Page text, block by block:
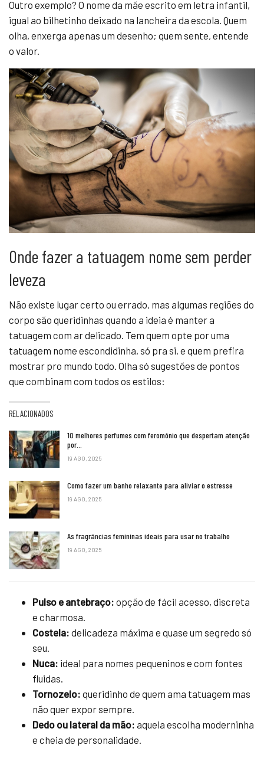
Outro exemplo? O nome da mãe escrito em letra infantil,
igual ao bilhetinho deixado na lancheira da escola. Quem
olha, enxerga apenas um desenho; quem sente, entende
o valor.
Onde fazer a tatuagem nome sem perder
leveza
Não existe lugar certo ou errado, mas algumas regiões do
corpo são queridinhas quando a ideia é manter a
tatuagem com ar delicado. Tem quem opte por uma
tatuagem nome escondidinha, só pra si, e quem prefira
mostrar pro mundo todo. Olha só sugestões de pontos
que combinam com todos os estilos:
RELACIONADOS
10 melhores perfumes com feromônio que despertam atenção
por…
19 AGO, 2025
Como fazer um banho relaxante para aliviar o estresse
19 AGO, 2025
As fragrâncias femininas ideais para usar no trabalho
19 AGO, 2025
Pulso e antebraço: opção de fácil acesso, discreta
e charmosa.
Costela: delicadeza máxima e quase um segredo só
seu.
Nuca: ideal para nomes pequeninos e com fontes
fluidas.
Tornozelo: queridinho de quem ama tatuagem mas
não quer expor sempre.
Dedo ou lateral da mão: aquela escolha moderninha
e cheia de personalidade.